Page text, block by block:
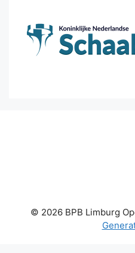
© 2026 BPB Limburg